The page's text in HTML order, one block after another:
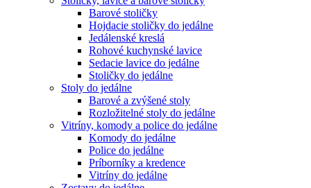
Barové stoličky
Hojdacie stoličky do jedálne
Jedálenské kreslá
Rohové kuchynské lavice
Sedacie lavice do jedálne
Stoličky do jedálne
Stoly do jedálne
Barové a zvýšené stoly
Rozložitelné stoly do jedálne
Vitríny, komody a police do jedálne
Komody do jedálne
Police do jedálne
Príborníky a kredence
Vitríny do jedálne